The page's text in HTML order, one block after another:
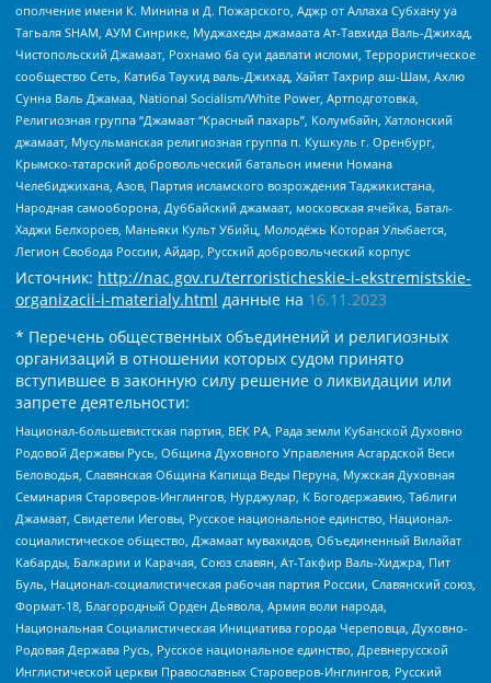
ополчение имени К. Минина и Д. Пожарского, Аджр от Аллаха Субхану уа
Тагьаля SHAM, АУМ Синрике, Муджахеды джамаата Ат-Тавхида Валь-Джихад,
Чистопольский Джамаат, Рохнамо ба суи давлати исломи, Террористическое
сообщество Сеть, Катиба Таухид валь-Джихад, Хайят Тахрир аш-Шам, Ахлю
Сунна Валь Джамаа, National Socialism/White Power, Артподготовка,
Религиозная группа “Джамаат “Красный пахарь”, Колумбайн, Хатлонский
джамаат, Мусульманская религиозная группа п. Кушкуль г. Оренбург,
Крымско-татарский добровольческий батальон имени Номана
Челебиджихана, Азов, Партия исламского возрождения Таджикистана,
Народная самооборона, Дуббайский джамаат, московская ячейка, Батал-
Хаджи Белхороев, Маньяки Культ Убийц, Молодёжь Которая Улыбается,
Легион Свобода России, Айдар, Русский добровольческий корпус
Источник: http://nac.gov.ru/terroristicheskie-i-ekstremistskie-
organizacii-i-materialy.html данные на 16.11.2023
* Перечень общественных объединений и религиозных
организаций в отношении которых судом принято
вступившее в законную силу решение о ликвидации или
запрете деятельности:
Национал-большевистская партия, ВЕК РА, Рада земли Кубанской Духовно
Родовой Державы Русь, Община Духовного Управления Асгардской Веси
Беловодья, Славянская Община Капища Веды Перуна, Мужская Духовная
Семинария Староверов-Инглингов, Нурджулар, К Богодержавию, Таблиги
Джамаат, Свидетели Иеговы, Русское национальное единство, Национал-
социалистическое общество, Джамаат мувахидов, Объединенный Вилайат
Кабарды, Балкарии и Карачая, Союз славян, Ат-Такфир Валь-Хиджра, Пит
Буль, Национал-социалистическая рабочая партия России, Славянский союз,
Формат-18, Благородный Орден Дьявола, Армия воли народа,
Национальная Социалистическая Инициатива города Череповца, Духовно-
Родовая Держава Русь, Русское национальное единство, Древнерусской
Инглистической церкви Православных Староверов-Инглингов, Русский